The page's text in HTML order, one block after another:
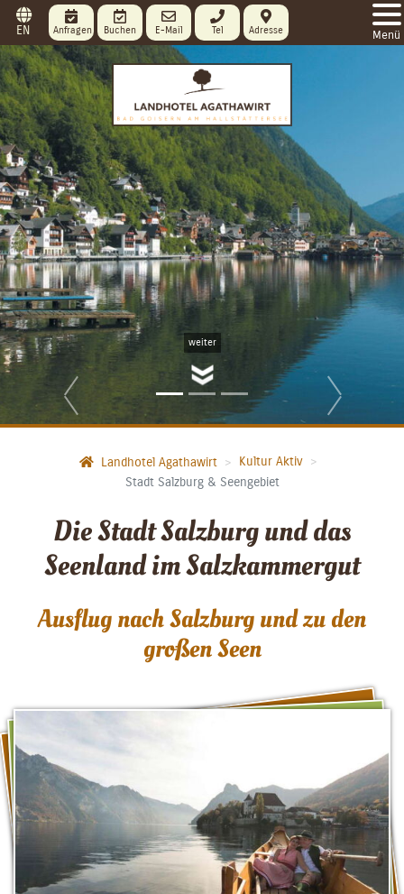
EN Anfragen Buchen E-Mail Tel Adresse Menü
weiter
Landhotel Agathawirt
Kultur Aktiv
Stadt Salzburg & Seengebiet
Die Stadt Salzburg und das
Seenland im Salzkammergut
Ausflug nach Salzburg und zu den
großen Seen